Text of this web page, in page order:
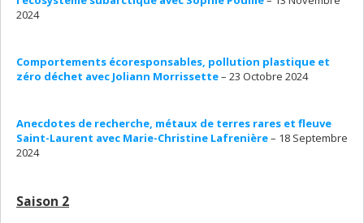
2024
Comportements écoresponsables, pollution plastique et
zéro déchet avec Joliann Morrissette– 23 Octobre 2024
Anecdotes de recherche, métaux de terres rares et fleuve
Saint-Laurent avec Marie-Christine Lafrenière– 18 Septembre
2024
Saison 2